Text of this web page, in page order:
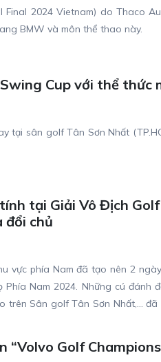
Final 2024 Vietnam) do Thaco
BMW và môn thể thao này.
Cup với thể thức
tại sân golf Tân Sơn Nhất
tại Giải Vô Địch
đổi chủ
vực phía Nam đã tạo nên 2
Nam 2024. Những cú đánh
trên Sân golf Tân Sơn Nhất,… đã
“Volvo Golf